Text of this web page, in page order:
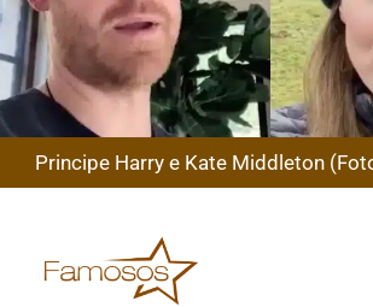
Principe Harry e Kate Middleton